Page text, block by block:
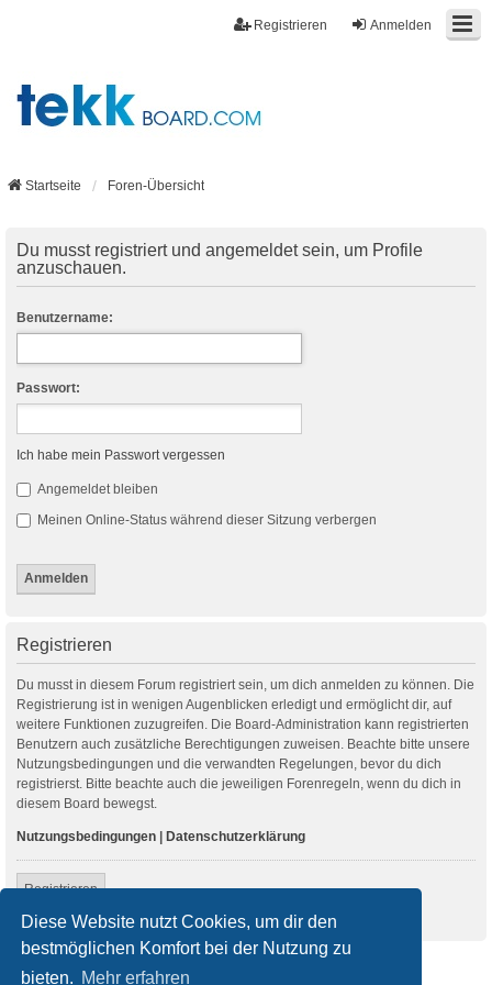
Diese Website nutzt Cookies, um dir den
bestmöglichen Komfort bei der Nutzung zu
bieten. Mehr erfahren
Anmelden
Registrieren
Startseite Foren-Übersicht
Du musst registriert und angemeldet sein, um Profile
anzuschauen.
Benutzername:
Passwort:
Ich habe mein Passwort vergessen
Angemeldet bleiben
Meinen Online-Status während dieser Sitzung verbergen
Registrieren
Du musst in diesem Forum registriert sein, um dich anmelden zu können. Die
Registrierung ist in wenigen Augenblicken erledigt und ermöglicht dir, auf
weitere Funktionen zuzugreifen. Die Board-Administration kann registrierten
Benutzern auch zusätzliche Berechtigungen zuweisen. Beachte bitte unsere
Nutzungsbedingungen und die verwandten Regelungen, bevor du dich
registrierst. Bitte beachte auch die jeweiligen Forenregeln, wenn du dich in
diesem Board bewegst.
Nutzungsbedingungen | Datenschutzerklärung
Registrieren
Startseite Foren-Übersicht